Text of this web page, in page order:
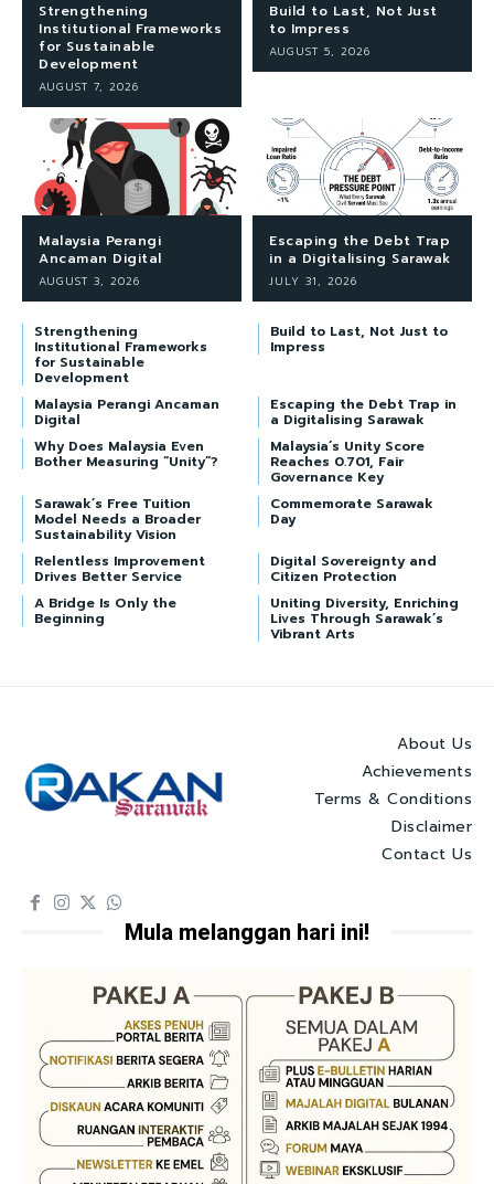
Strengthening
Institutional Frameworks
for Sustainable
Development
AUGUST 7, 2026
Build to Last, Not Just
to Impress
AUGUST 5, 2026
Malaysia Perangi
Ancaman Digital
AUGUST 3, 2026
Escaping the Debt Trap
in a Digitalising Sarawak
JULY 31, 2026
Strengthening
Institutional Frameworks
for Sustainable
Development
Build to Last, Not Just to
Impress
Malaysia Perangi Ancaman
Digital
Escaping the Debt Trap in
a Digitalising Sarawak
Why Does Malaysia Even
Bother Measuring “Unity”?
Malaysia’s Unity Score
Reaches 0.701, Fair
Governance Key
Sarawak’s Free Tuition
Model Needs a Broader
Sustainability Vision
Commemorate Sarawak
Day
Relentless Improvement
Drives Better Service
Digital Sovereignty and
Citizen Protection
A Bridge Is Only the
Beginning
Uniting Diversity, Enriching
Lives Through Sarawak’s
Vibrant Arts
About Us
Achievements
Terms & Conditions
Disclaimer
Contact Us
Mula melanggan hari ini!